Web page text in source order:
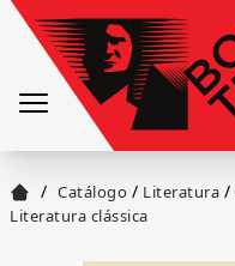
/ Catálogo / Literatura /
Literatura clássica